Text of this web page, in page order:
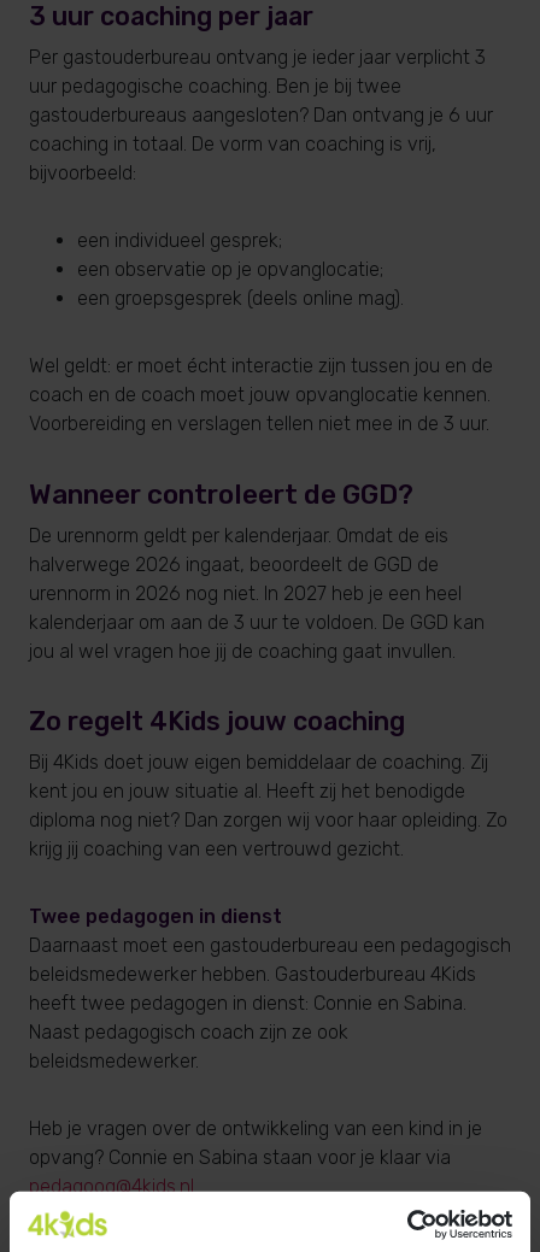
3 uur coaching per jaar
Per gastouderbureau ontvang je ieder jaar verplicht 3
uur pedagogische coaching. Ben je bij twee
gastouderbureaus aangesloten? Dan ontvang je 6 uur
coaching in totaal. De vorm van coaching is vrij,
bijvoorbeeld:
een individueel gesprek;
een observatie op je opvanglocatie;
een groepsgesprek (deels online mag).
Wel geldt: er moet écht interactie zijn tussen jou en de
coach en de coach moet jouw opvanglocatie kennen.
Voorbereiding en verslagen tellen niet mee in de 3 uur.
Wanneer controleert de GGD?
De urennorm geldt per kalenderjaar. Omdat de eis
halverwege 2026 ingaat, beoordeelt de GGD de
urennorm in 2026 nog niet. In 2027 heb je een heel
kalenderjaar om aan de 3 uur te voldoen. De GGD kan
jou al wel vragen hoe jij de coaching gaat invullen.
Zo regelt 4Kids jouw coaching
Bij 4Kids doet jouw eigen bemiddelaar de coaching. Zij
kent jou en jouw situatie al. Heeft zij het benodigde
diploma nog niet? Dan zorgen wij voor haar opleiding. Zo
krijg jij coaching van een vertrouwd gezicht.
Twee pedagogen in dienst
Daarnaast moet een gastouderbureau een pedagogisch
beleidsmedewerker hebben. Gastouderbureau 4Kids
heeft twee pedagogen in dienst: Connie en Sabina.
Naast pedagogisch coach zijn ze ook
beleidsmedewerker.
Heb je vragen over de ontwikkeling van een kind in je
opvang? Connie en Sabina staan voor je klaar via
pedagoog@4kids.nl.